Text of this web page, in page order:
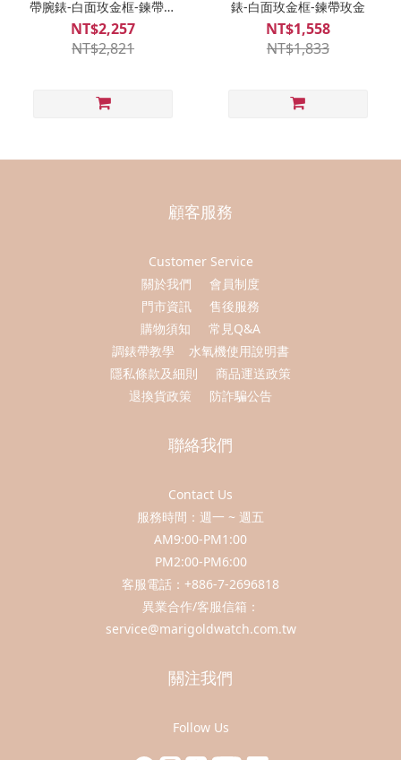
帶腕錶-白面玫金框-鍊帶玫
金
NT$2,257
NT$2,821
錶-白面玫金框-鍊帶玫金
NT$1,558
NT$1,833
顧客服務
Customer Service
關於我們
會員制度
門市資訊
售後服務
購物須知
常見Q&A
調錶帶教學
水氧機使用說明書
隱私條款及細則
商品運送政策
退換貨政策
防詐騙公告
聯絡我們
Contact Us
服務時間：週一 ~ 週五
AM9:00-PM1:00
PM2:00-PM6:00
客服電話：+886-7-2696818
異業合作/客服信箱：
service@marigoldwatch.com.tw
關注我們
Follow Us